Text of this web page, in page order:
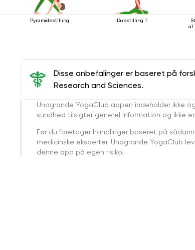
Pyramidestilling Duestilling 1
af
Disse anbefalinger er baseret på
Research and Sciences.
Unagrande YogaClub appen indeholder ikke
sundhed tilsigter generel information og ikke
Før du foretager handlinger baseret på
medicinske eksperter. Unagrande YogaClub
denne app på egen risiko.